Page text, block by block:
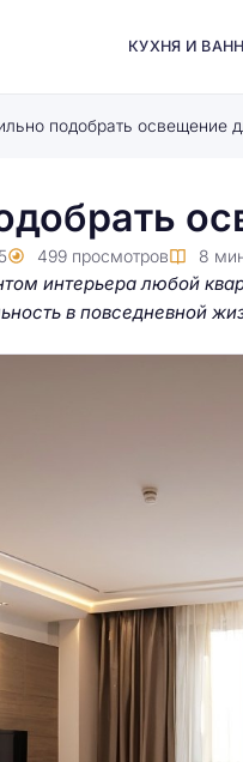
КУХНЯ И
подобрать освещение
499 просмотров 8
интерьера любой
в повседневной
Безопасность данных в
системе умного дома